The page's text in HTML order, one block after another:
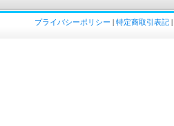
プライバシーポリシー | 特定商取引表記 |